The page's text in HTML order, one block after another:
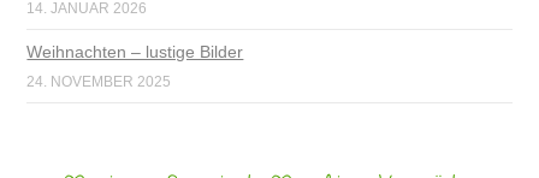
14. JANUAR 2026
Weihnachten – lustige Bilder
24. NOVEMBER 2025